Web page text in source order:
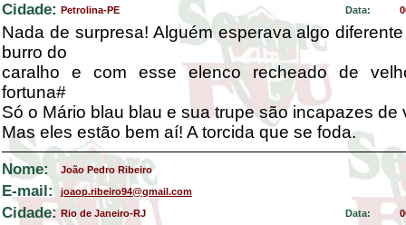
Cidade: Petrolina-PE Data:
Nada de surpresa! Alguém esperava algo
burro do
caralho e com esse elenco recheado de
fortuna#
Só o Mário blau blau e sua trupe são incapazes de
Mas eles estão bem aí! A torcida que se foda.
Nome: João Pedro Ribeiro
E-mail: joaop.ribeiro94@gmail.com
Cidade: Rio de Janeiro-RJ Data: